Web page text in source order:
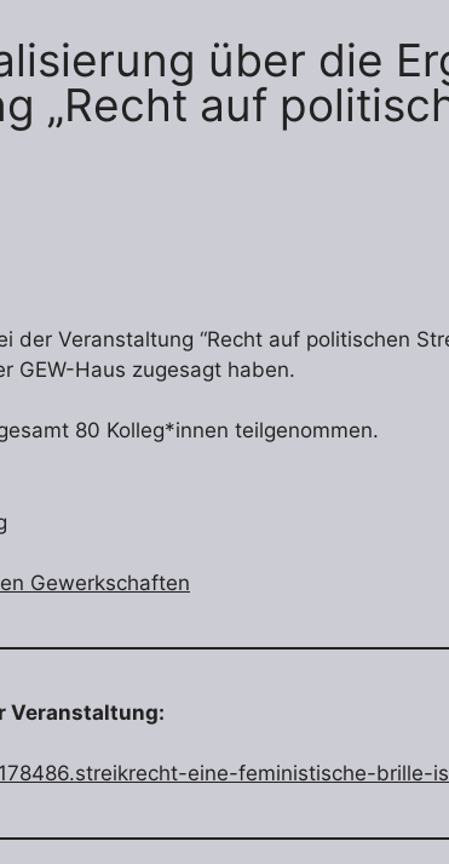
über die
„Recht auf
der Veranstaltung “Recht auf politischen
GEW-Haus zugesagt haben.
80 Kolleg*innen teilgenommen.
Gewerkschaften
Veranstaltung:
eine-feministische-brille-